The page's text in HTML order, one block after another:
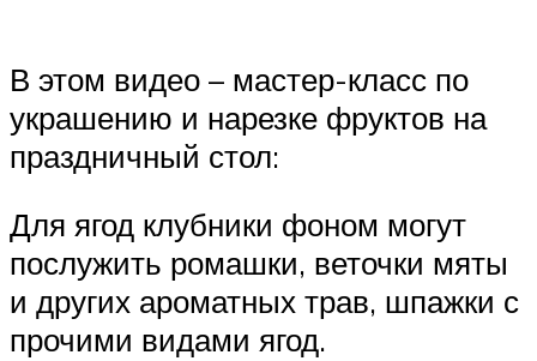
В этом видео – мастер-класс по
украшению и нарезке фруктов на
праздничный стол:
Для ягод клубники фоном могут
послужить ромашки, веточки мяты
и других ароматных трав, шпажки с
прочими видами ягод.